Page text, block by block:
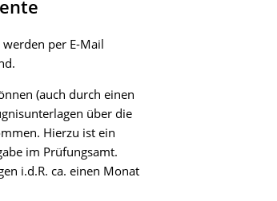
werden per E-Mail
(auch durch einen
über die
Hierzu ist ein
im Prüfungsamt.
i.d.R. ca. einen Monat